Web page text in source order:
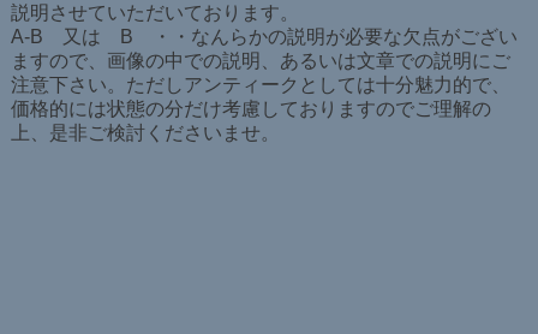
説明させていただいております。
A-B 又は B ・・なんらかの説明が必要な欠点がござい
ますので、画像の中での説明、あるいは文章での説明にご
注意下さい。ただしアンティークとしては十分魅力的で、
価格的には状態の分だけ考慮しておりますのでご理解の
上、是非ご検討くださいませ。